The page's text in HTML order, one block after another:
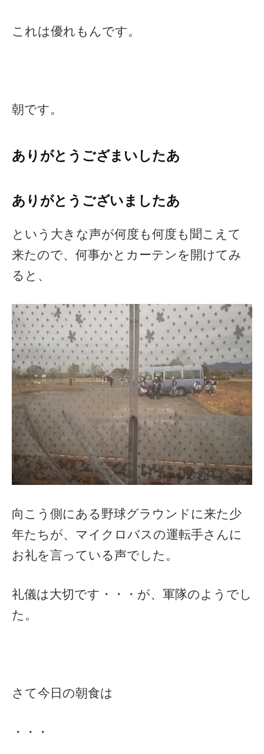
これは優れもんです。
朝です。
ありがとうござまいしたあ
ありがとうございましたあ
という大きな声が何度も何度も聞こえて
来たので、何事かとカーテンを開けてみ
ると、
向こう側にある野球グラウンドに来た少
年たちが、マイクロバスの運転手さんに
お礼を言っている声でした。
礼儀は大切です・・・が、軍隊のようでし
た。
さて今日の朝食は
・・・